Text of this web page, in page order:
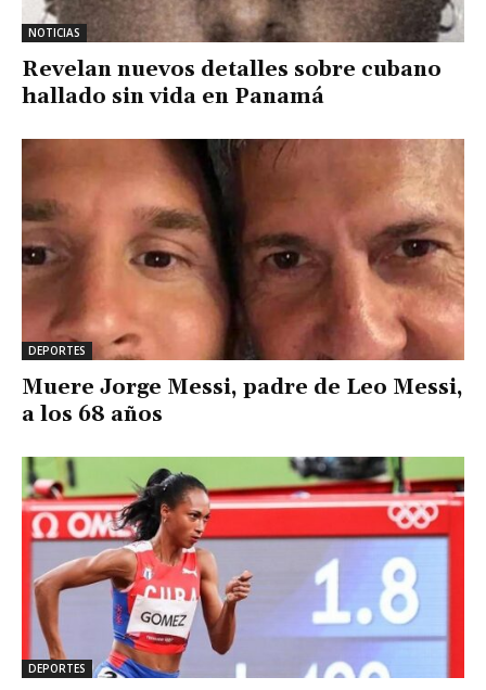
NOTICIAS
Revelan nuevos detalles sobre cubano
hallado sin vida en Panamá
DEPORTES
Muere Jorge Messi, padre de Leo Messi,
a los 68 años
DEPORTES